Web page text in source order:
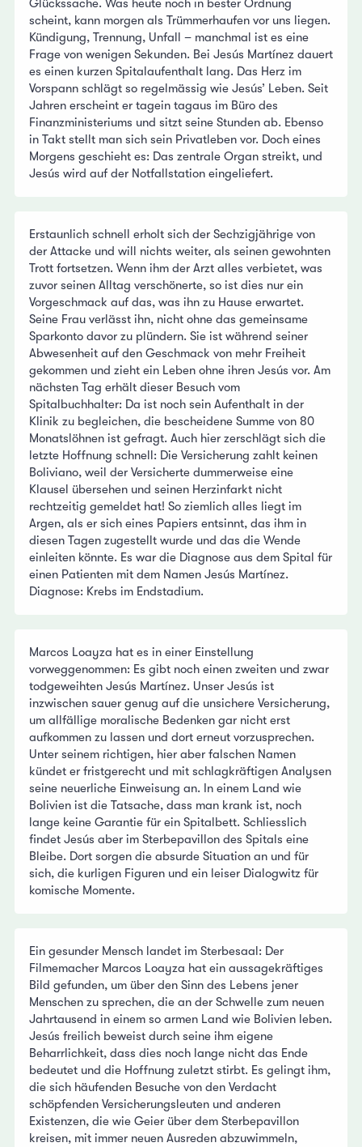
Glückssache. Was heute noch in bester Ordnung
scheint, kann morgen als Trümmerhaufen vor uns liegen.
Kündigung, Trennung, Unfall – manchmal ist es eine
Frage von wenigen Sekunden. Bei Jesús Martínez dauert
es einen kurzen Spitalaufenthalt lang. Das Herz im
Vorspann schlägt so regelmässig wie Jesús’ Leben. Seit
Jahren erscheint er tagein tagaus im Büro des
Finanzministeriums und sitzt seine Stunden ab. Ebenso
in Takt stellt man sich sein Privatleben vor. Doch eines
Morgens geschieht es: Das zentrale Organ streikt, und
Jesús wird auf der Notfallstation eingeliefert.
Erstaunlich schnell erholt sich der Sechzigjährige von
der Attacke und will nichts weiter, als seinen gewohnten
Trott fortsetzen. Wenn ihm der Arzt alles verbietet, was
zuvor seinen Alltag verschönerte, so ist dies nur ein
Vorgeschmack auf das, was ihn zu Hause erwartet.
Seine Frau verlässt ihn, nicht ohne das gemeinsame
Sparkonto davor zu plündern. Sie ist während seiner
Abwesenheit auf den Geschmack von mehr Freiheit
gekommen und zieht ein Leben ohne ihren Jesús vor. Am
nächsten Tag erhält dieser Besuch vom
Spitalbuchhalter: Da ist noch sein Aufenthalt in der
Klinik zu begleichen, die bescheidene Summe von 80
Monatslöhnen ist gefragt. Auch hier zerschlägt sich die
letzte Hoffnung schnell: Die Versicherung zahlt keinen
Boliviano, weil der Versicherte dummerweise eine
Klausel übersehen und seinen Herzinfarkt nicht
rechtzeitig gemeldet hat! So ziemlich alles liegt im
Argen, als er sich eines Papiers entsinnt, das ihm in
diesen Tagen zugestellt wurde und das die Wende
einleiten könnte. Es war die Diagnose aus dem Spital für
einen Patienten mit dem Namen Jesús Martínez.
Diagnose: Krebs im Endstadium.
Marcos Loayza hat es in einer Einstellung
vorweggenommen: Es gibt noch einen zweiten und zwar
todgeweihten Jesús Martínez. Unser Jesús ist
inzwischen sauer genug auf die unsichere Versicherung,
um allfällige moralische Bedenken gar nicht erst
aufkommen zu lassen und dort erneut vorzusprechen.
Unter seinem richtigen, hier aber falschen Namen
kündet er fristgerecht und mit schlagkräftigen Analysen
seine neuerliche Einweisung an. In einem Land wie
Bolivien ist die Tatsache, dass man krank ist, noch
lange keine Garantie für ein Spitalbett. Schliesslich
findet Jesús aber im Sterbepavillon des Spitals eine
Bleibe. Dort sorgen die absurde Situation an und für
sich, die kurligen Figuren und ein leiser Dialogwitz für
komische Momente.
Ein gesunder Mensch landet im Sterbesaal: Der
Filmemacher Marcos Loayza hat ein aussagekräftiges
Bild gefunden, um über den Sinn des Lebens jener
Menschen zu sprechen, die an der Schwelle zum neuen
Jahrtausend in einem so armen Land wie Bolivien leben.
Jesús freilich beweist durch seine ihm eigene
Beharrlichkeit, dass dies noch lange nicht das Ende
bedeutet und die Hoffnung zuletzt stirbt. Es gelingt ihm,
die sich häufenden Besuche von den Verdacht
schöpfenden Versicherungsleuten und anderen
Existenzen, die wie Geier über dem Sterbepavillon
kreisen, mit immer neuen Ausreden abzuwimmeln,